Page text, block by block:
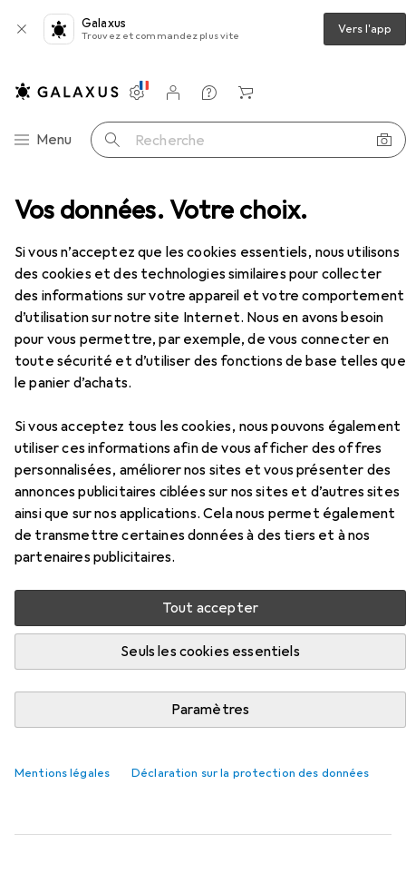
Vos données. Votre choix.
Si vous n’acceptez que les cookies essentiels, nous utilisons
des cookies et des technologies similaires pour collecter
des informations sur votre appareil et votre comportement
d’utilisation sur notre site Internet. Nous en avons besoin
pour vous permettre, par exemple, de vous connecter en
toute sécurité et d’utiliser des fonctions de base telles que
le panier d’achats.
Si vous acceptez tous les cookies, nous pouvons également
utiliser ces informations afin de vous afficher des offres
personnalisées, améliorer nos sites et vous présenter des
annonces publicitaires ciblées sur nos sites et d’autres sites
ainsi que sur nos applications. Cela nous permet également
de transmettre certaines données à des tiers et à nos
partenaires publicitaires.
Tout accepter
Seuls les cookies essentiels
Paramètres
Mentions légales Déclaration sur la protection des données
Galaxus
Trouvez et commandez plus vite Vers l'app
Navigation par catégorie
Menu Recherche
Paramètres
Compte client
Listes de comparaison
Listes d'envies
Panier
Flex Papier abrasif auto-agrippant SELECTFLEX
EUR
39,79
FlexPapier abrasif auto-agrippant
SELECTFLEX
Plateau de ponçage triangulaire
abrasif auto-agrippant
SELECTFLEX
Ici, vous trouverez des accessoires compatibles avec le
produit Flex Papier abrasif auto-agrippant SELECTFLEX
de la catégorie Lunettes de sécurité + protection
Liste des produits
Lunettes de sécurité + protection visage
UvexLunettes de protection